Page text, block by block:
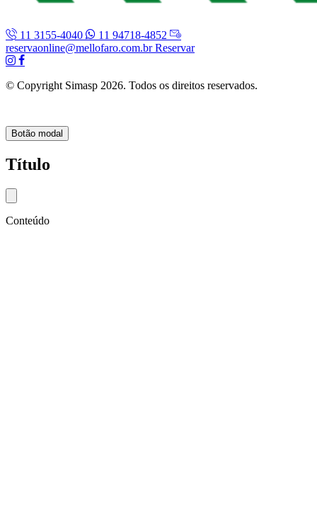
11 3155-4040
11 94718-4852
reservaonline@mellofaro.com.brReservar
© Copyright Simasp 2026. Todos os direitos reservados.
Botão modal
Título
Close modal
Conteúdo